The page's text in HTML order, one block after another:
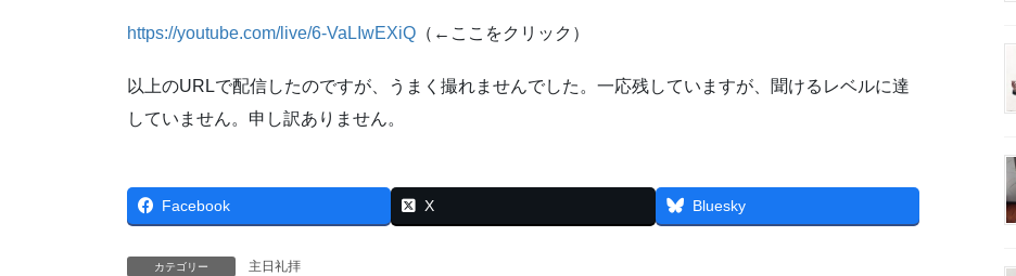
https://youtube.com/live/6-VaLIwEXiQ （←ここをクリック）
以上のURLで配信したのですが、うまく撮れませんでした。一応残していますが、聞けるレベルに達
していません。申し訳ありません。
Facebook X Bluesky
カテゴリー 主日礼拝